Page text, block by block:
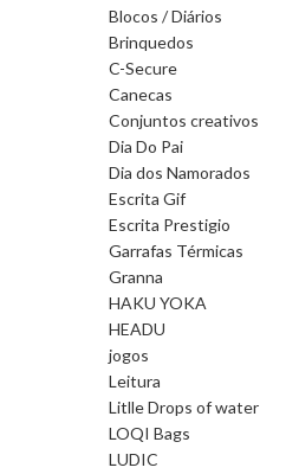
Blocos / Diários
Brinquedos
C-Secure
Canecas
Conjuntos creativos
Dia Do Pai
Dia dos Namorados
Escrita Gif
Escrita Prestigio
Garrafas Térmicas
Granna
HAKU YOKA
HEADU
jogos
Leitura
Litlle Drops of water
LOQI Bags
LUDIC